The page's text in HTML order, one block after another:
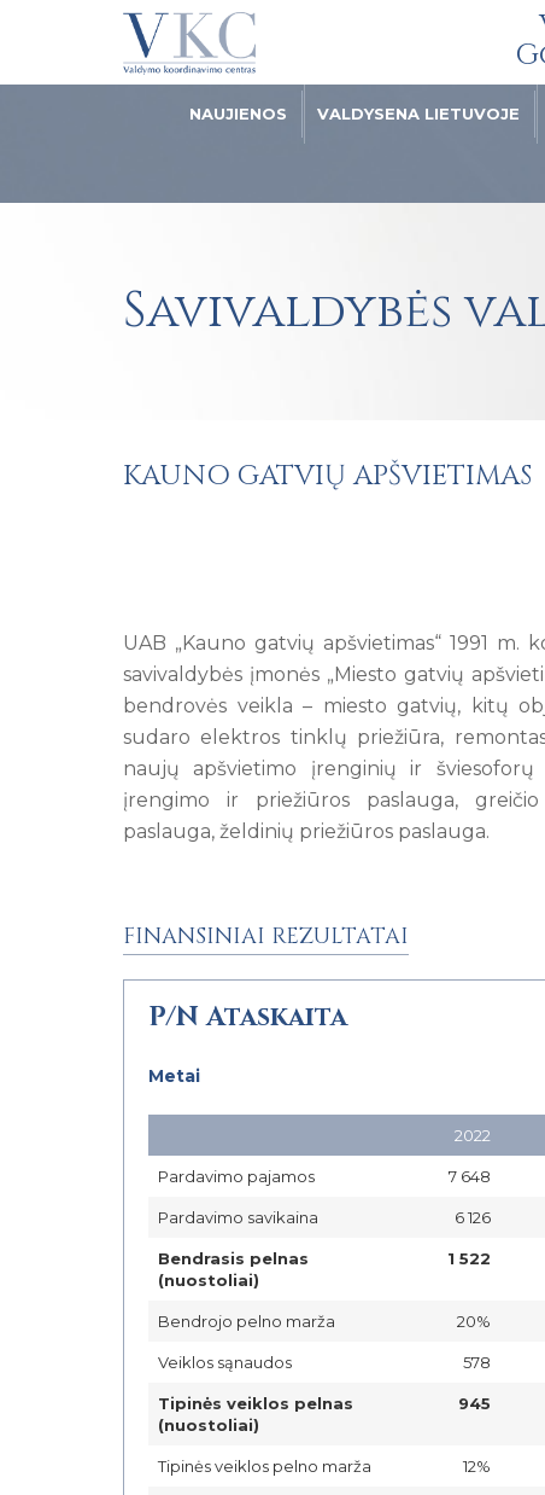
NAUJIENOS VALDYSENA LIETUVOJE
Savivaldybės
KAUNO GATVIŲ APŠVIETIMAS
UAB „Kauno gatvių apšvietimas“ 1991
savivaldybės įmonės „Miesto gatvių
bendrovės veikla – miesto gatvių, kitų
sudaro elektros tinklų priežiūra,
naujų apšvietimo įrenginių ir
įrengimo ir priežiūros paslauga,
paslauga, želdinių priežiūros paslauga.
FINANSINIAI REZULTATAI
P/N Ataskaita
Metai
2022
Pardavimo pajamos 7 648
Pardavimo savikaina 6 126
Bendrasis pelnas
(nuostoliai)
1 522
Bendrojo pelno marža 20%
Veiklos sąnaudos 578
Tipinės veiklos pelnas
(nuostoliai)
945
Tipinės veiklos pelno marža 12%